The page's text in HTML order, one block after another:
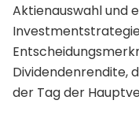
Aktienauswahl und
Dividendenrendite,
der Tag der